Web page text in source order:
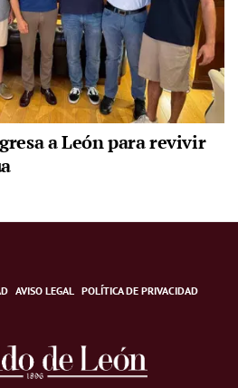
a León para revivir
AVISO LEGAL POLÍTICA DE PRIVACIDAD